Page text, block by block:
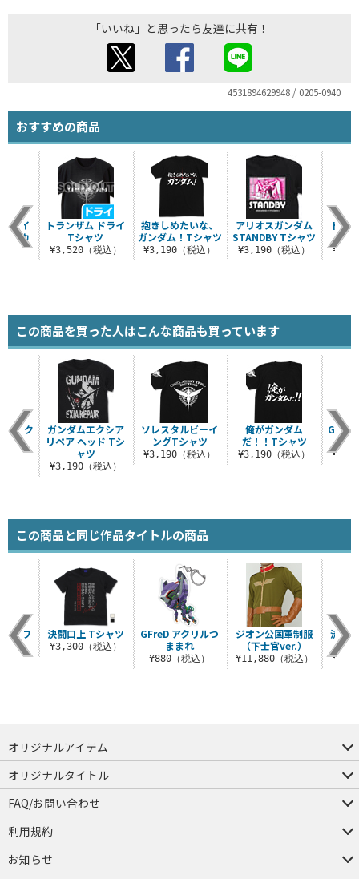
「いいね」と思ったら友達に共有！
4531894629948 / 0205-0940
おすすめの商品
抱きしめたいな、
ガンダム！Tシャツ
¥3,190（税込）
アリオスガンダム
STANDBY Tシャツ
¥3,190（税込）
トラ
なよ
ーイ
ルカ
ン
トランザム ドライ
Tシャツ
¥3,520（税込）
この商品を買った人はこんな商品も買っています
ソレスタルビーイ
ングTシャツ
¥3,190（税込）
俺がガンダム
だ！！Tシャツ
¥3,190（税込）
GNド
マーク
込）
ガンダムエクシア
リペア ヘッド Tシ
ャツ
¥3,190（税込）
この商品と同じ作品タイトルの商品
GFreD アクリルつ
ままれ
¥880（税込）
ジオン公国軍制服
（下士官ver.）
¥11,880（税込）
流派
隊 ワ
込）
決闘口上 Tシャツ
¥3,300（税込）
オリジナルアイテム
つままれ
つかまれ
ピョコッテ
オリジナルタイトル
アイテムヤ
ミスカトニック大學購買部
FAQ/お問い合わせ
FAQ
お問い合わせ
利用規約
会員規約・ポイント規約
特定商取引法に関する表示
プライバシーポリシー
お知らせ